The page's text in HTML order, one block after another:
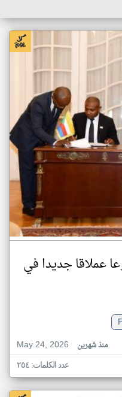
عملاقا جديدا في
May 24, 2026
منذ شهرين
عدد الكلمات: ٢٥٤